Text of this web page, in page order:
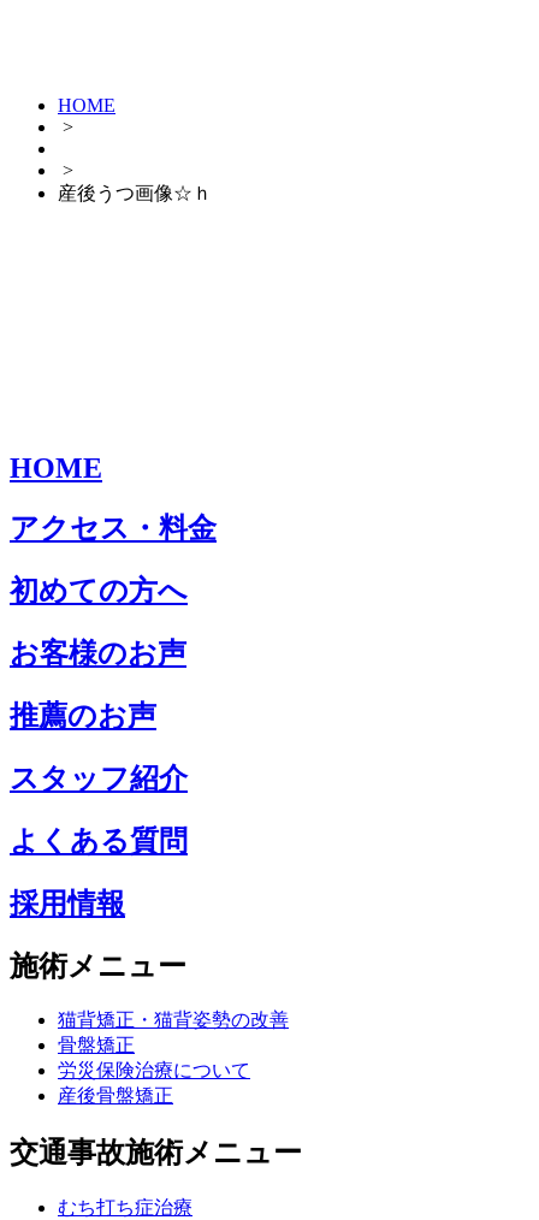
HOME
>
>
産後うつ画像☆ｈ
HOME
アクセス・料金
初めての方へ
お客様のお声
推薦のお声
スタッフ紹介
よくある質問
採用情報
施術メニュー
猫背矯正・猫背姿勢の改善
骨盤矯正
労災保険治療について
産後骨盤矯正
交通事故施術メニュー
むち打ち症治療